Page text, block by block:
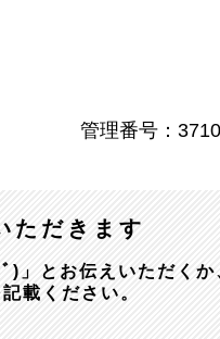
管理番号：
ただきます
)」とお伝えいただくか
載ください。